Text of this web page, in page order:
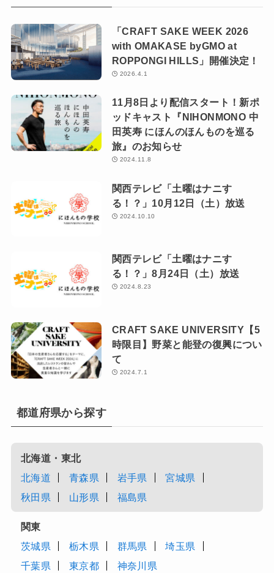
「CRAFT SAKE WEEK 2026
with OMAKASE byGMO at
ROPPONGI HILLS」開催決定！
2026.4.1
11月8日より配信スタート！新ポ
ッドキャスト『NIHONMONO 中
田英寿 にほんのほんものを巡る
旅』のお知らせ
2024.11.8
関西テレビ「土曜はナニす
る！？」10月12日（土）放送
2024.10.10
関西テレビ「土曜はナニす
る！？」8月24日（土）放送
2024.8.23
CRAFT SAKE UNIVERSITY【5
時限目】野菜と能登の復興につい
て
2024.7.1
都道府県から探す
北海道・東北
北海道
青森県 岩手県
宮城県
秋田県
山形県 福島県
関東
茨城県
栃木県 群馬県
埼玉県
千葉県
東京都 神奈川県